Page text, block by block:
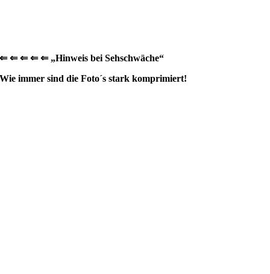
⇐ ⇐ ⇐ ⇐ ⇐ „Hinweis bei Sehschwäche“
Wie immer sind die Foto´s stark komprimiert!